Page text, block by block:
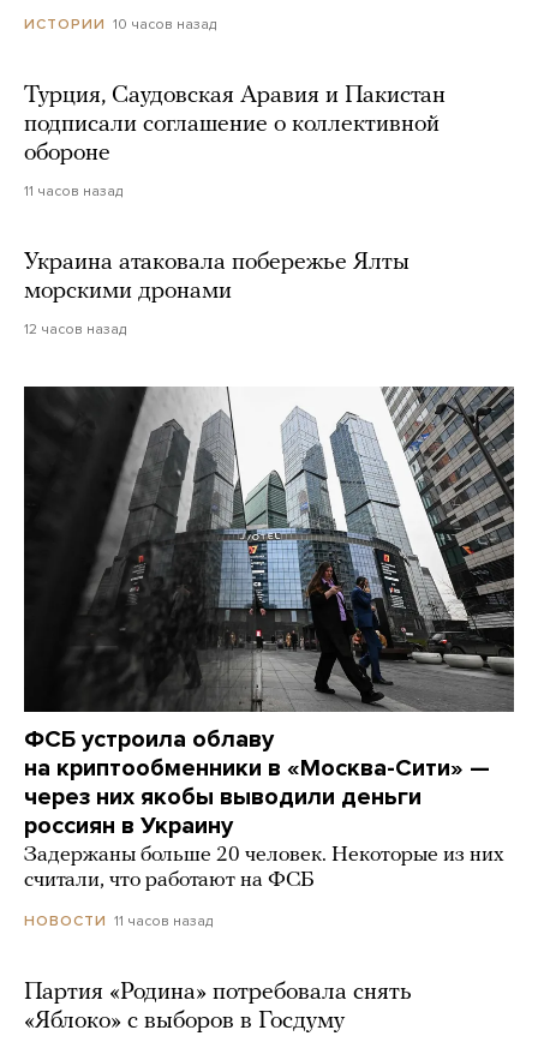
ИСТОРИИ 10 часов назад
Турция, Саудовская Аравия и Пакистан
подписали соглашение о коллективной
обороне
11 часов назад
Украина атаковала побережье Ялты
морскими дронами
12 часов назад
ФСБ устроила облаву
на криптообменники в «Москва-Сити» —
через них якобы выводили деньги
россиян в Украину
Задержаны больше 20 человек. Некоторые из них
считали, что работают на ФСБ
НОВОСТИ 11 часов назад
Партия «Родина» потребовала снять
«Яблоко» с выборов в Госдуму